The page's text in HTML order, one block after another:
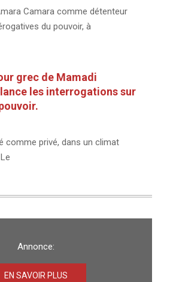
Camara comme détenteur
du pouvoir, à
grec de Mamadi
les interrogations sur
comme privé, dans un climat
Annonce:
EN SAVOIR PLUS